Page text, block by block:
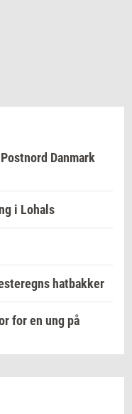
Danmark
i Lohals
hatbakker
for en ung på